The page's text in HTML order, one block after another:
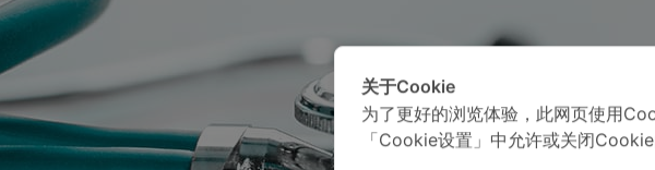
关于Cookie
为了更好的浏览体验，此网页使用
「Cookie设置」中允许或关闭Cookie